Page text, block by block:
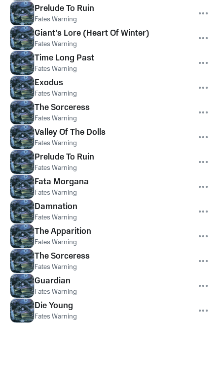
Prelude To Ruin
Fates Warning
Giant's Lore (Heart Of Winter)
Fates Warning
Time Long Past
Fates Warning
Exodus
Fates Warning
The Sorceress
Fates Warning
Valley Of The Dolls
Fates Warning
Prelude To Ruin
Fates Warning
Fata Morgana
Fates Warning
Damnation
Fates Warning
The Apparition
Fates Warning
The Sorceress
Fates Warning
Guardian
Fates Warning
Die Young
Fates Warning